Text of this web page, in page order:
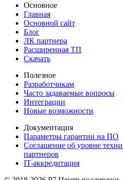
Основное
Главная
Основной сайт
Блог
ЛК партнера
Расширенная ТП
Скачать
Полезное
Разработчикам
Часто задаваемые вопросы
Интеграции
Новые возможности
Документация
Параметры гарантии на ПО
Соглашение об уровне
партнеров
IT-аккредитация